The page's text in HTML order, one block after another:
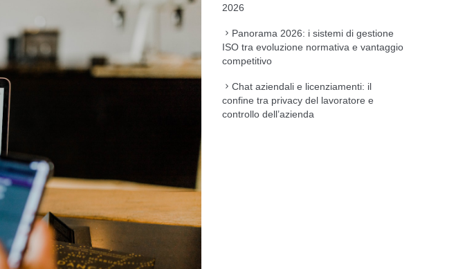
2026
Panorama 2026: i sistemi di gestione
ISO tra evoluzione normativa e vantaggio
competitivo
Chat aziendali e licenziamenti: il
confine tra privacy del lavoratore e
controllo dell’azienda